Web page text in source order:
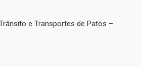
e Transportes de Patos –